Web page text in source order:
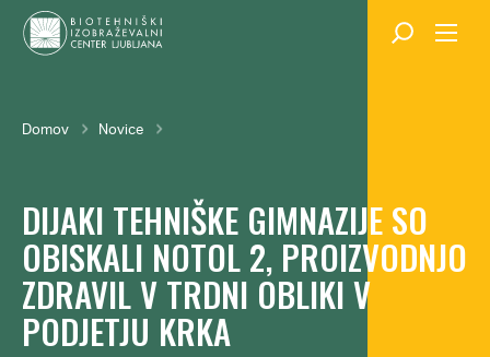
Skok
na
Breadcrumb
Domov Novice
DIJAKI TEHNIŠKE GIMNAZIJE SO
OBISKALI NOTOL 2, PROIZVODNJO
ZDRAVIL V TRDNI OBLIKI V
PODJETJU KRKA